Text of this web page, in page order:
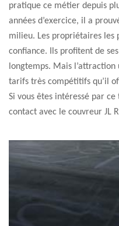
pratique ce métier depuis
années d’exercice, il a
milieu. Les propriétaires
confiance. Ils profitent de
longtemps. Mais
tarifs très compétitifs qu’il
Si vous êtes intéressé par
contact avec le couvreur JL